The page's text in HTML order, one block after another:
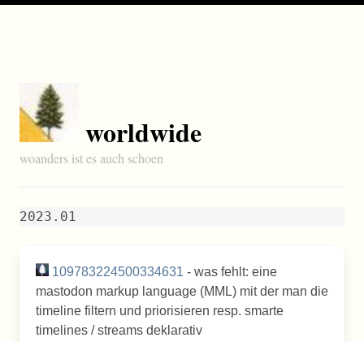
worldwide
woanders ist es auch schoen
2023.01
109783224500334631 - was fehlt: eine
mastodon markup language (MML) mit der man die
timeline filtern und priorisieren resp. smarte
timelines / streams deklarativ